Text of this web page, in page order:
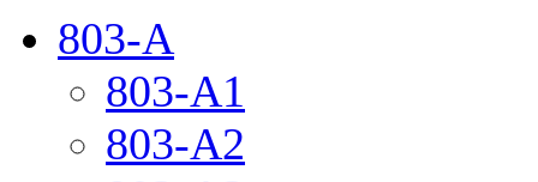
803-A
803-A1
803-A2